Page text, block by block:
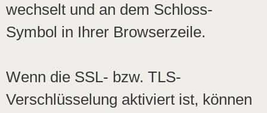
wechselt und an dem Schloss-
Symbol in Ihrer Browserzeile.
Wenn die SSL- bzw. TLS-
Verschlüsselung aktiviert ist, können